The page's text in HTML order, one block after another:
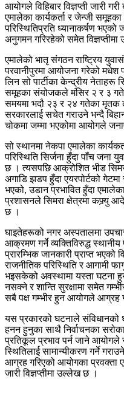
आयोगले विहिबार विज्ञप्ती जारी
एमालेका कार्यकर्ता र जेन्जी
परिस्थितिप्रति ध्यानाकर्षण
अनुगमन गरिरहेको समेत
एमालेको भातृ संगठन राष्ट्रिय
परवानीपुरमा आयोजना गरेको मधेश
लिन सो पार्टीका केन्द्रीय नेताहरू
समूहका संयोजकले मंसिर २ र ३ गते
समयमा भदौ २३ र २४ गतेका मृतक
सरकारलाई सचेत गराउने भन्दै
चोकमा जम्मा भएकोमा आयोगले
सो स्थानमा नेकपा एमालेका
परिस्थिति सिर्जना हुँदा पाँच जना
छ । त्यसपछि आक्रोशित भीड
अगाडि झडप हुँदा एयरपोर्टको
भएको, उडान प्रभावित हुँदा
प्रशासनले सिमरा क्षेत्रमा कफ्र्यु
छ ।
घाइतेहरूको नगर अस्पतालमा
आक्रमण गर्ने व्यक्तिविरुद्ध स्थानीय
प्रारम्भिक जानकारी प्राप्त भएको
राजनीतिक परिस्थिति र आगामी
भइसकेको अवस्थामा यस्ता घटना
नसक्ने र शान्ति सुरक्षामा समेत
सबै पक्ष गम्भीर हुन आयोगले आग्रह
यस प्रकारको घटनाले संविधानको
हनन हुनुका साथै निर्वाचनका
प्रतिकूल प्रभाव पर्न जाने
स्थितिलाई सामान्यीकरण गर्ने
आग्रह गरिएको आयोगका प्रवक्ता
जारी विज्ञप्तीमा उल्लेख छ ।